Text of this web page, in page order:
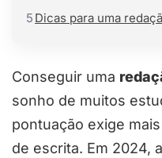
5 Dicas para uma
Conseguir uma
sonho de muitos
pontuação exige
de escrita. Em 2024,